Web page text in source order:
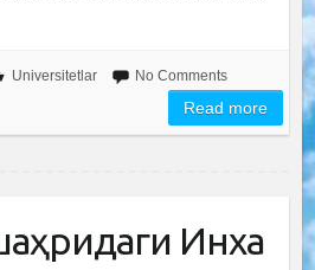
Universitetlar No Comments
Read more
Инха